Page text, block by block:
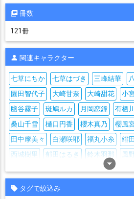
冊数
121冊
関連キャラクター
arrow_drop_down_circle
七草にちか 七草はづき 三峰結華
園田智代子
大崎甘奈 大崎甜花 小
幽谷霧子
斑鳩ルカ 月岡恋鐘 有栖
桑山千雪
樋口円香 櫻木真乃 櫻風
田中摩美々
白瀬咲耶 福丸小糸 緋
西城樹里
郁田はるき 鈴木羽那 風
タグで絞込み